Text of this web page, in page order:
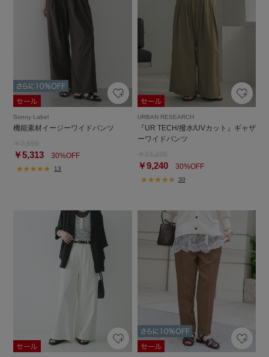
Sonny Label
機能素材イージーワイドパンツ
￥5,313 30%OFF
13
URBAN RESEARCH
『UR TECH/撥水/UVカット』ギャザ
ーワイドパンツ
￥9,24030%OFF
30